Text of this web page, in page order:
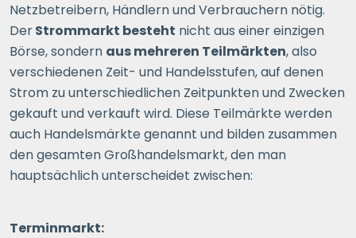
Netzbetreibern, Händlern und Verbrauchern nötig.
DerStrommarkt besteht nicht aus einer einzigen
Börse, sondern aus mehreren Teilmärkten, also
verschiedenen Zeit- und Handelsstufen, auf denen
Strom zu unterschiedlichen Zeitpunkten und Zwecken
gekauft und verkauft wird. Diese Teilmärkte werden
auch Handelsmärkte genannt und bilden zusammen
den gesamten Großhandelsmarkt, den man
hauptsächlich unterscheidet zwischen:
Terminmarkt: